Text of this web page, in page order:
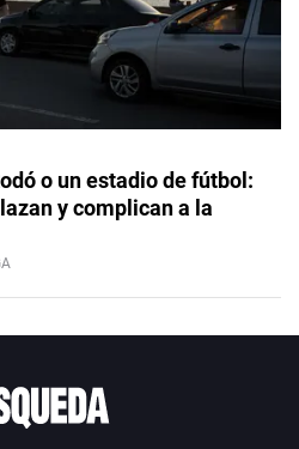
o un estadio de fútbol:
y complican a la